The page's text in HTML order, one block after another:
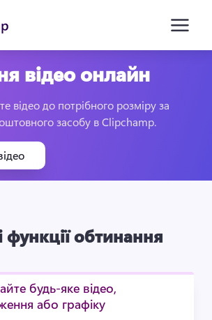
безкоштовно
відео онлайн
відео до потрібного розміру за
засобу в Clipchamp.
функції обтинання
будь-яке відео,
або графіку